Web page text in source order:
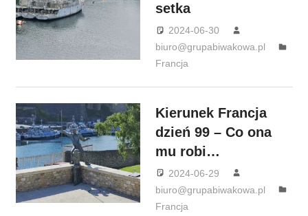
nasze
wojaże.
setka
2024-06-30
biuro@grupabiwakowa.pl
Francja
Kierunek Francja
dzień 99 – Co ona
mu robi…
2024-06-29
biuro@grupabiwakowa.pl
Francja